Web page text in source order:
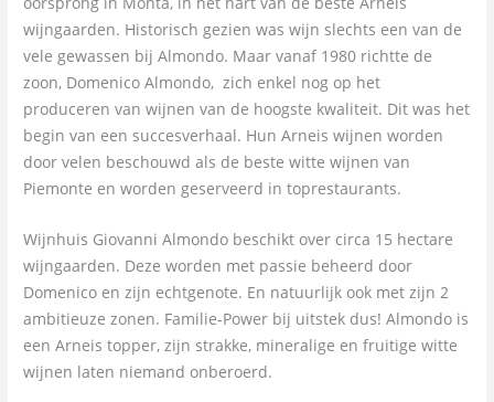
wijngaarden. Historisch gezien was wijn slechts een van de
vele gewassen bij Almondo. Maar vanaf 1980 richtte de
zoon, Domenico Almondo, zich enkel nog op het
produceren van wijnen van de hoogste kwaliteit. Dit was het
begin van een succesverhaal. Hun Arneis wijnen worden
door velen beschouwd als de beste witte wijnen van
Piemonte en worden geserveerd in toprestaurants.
Wijnhuis Giovanni Almondo beschikt over circa 15 hectare
wijngaarden. Deze worden met passie beheerd door
Domenico en zijn echtgenote. En natuurlijk ook met zijn 2
ambitieuze zonen. Familie-Power bij uitstek dus! Almondo is
een Arneis topper, zijn strakke, mineralige en fruitige witte
wijnen laten niemand onberoerd.